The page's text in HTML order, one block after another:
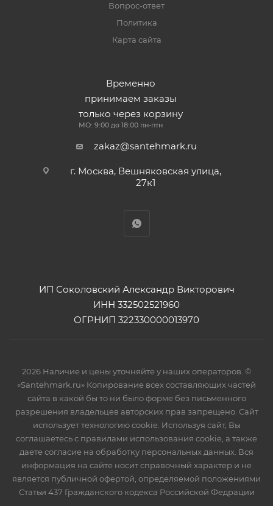
Вопрос-ответ
Политика
Карта сайта
Временно
принимаем заказы
только через корзину
МО: 9:00 до 18:00 пн-птн
zakaz@santehmark.ru
г. Москва, Вешняковская улица,
27к1
ИП Соколовский Александр Викторович
ИНН 332502521960
ОГРНИП 322330000013970
2026 Наличие и цены уточняйте у наших операторов. ©
«Santehmark.ru» Копирование всех составляющих частей
сайта в какой бы то ни было форме без письменного
разрешения владельцев авторских прав запрещено. Сайт
использует технологию cookie. Используя сайт, Вы
соглашаетесь с правилами использования cookie, а также
даете согласие на обработку персональных данных. Вся
информация на сайте носит справочный характер и не
является публичной офертой, определяемой положениями
Статьи 437 Гражданского кодекса Российской Федрации